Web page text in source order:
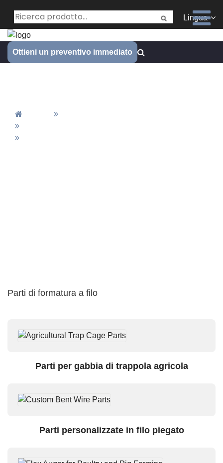
Lingua
Ottieni un preventivo immediato
Parti di formatura a filo
Parti per gabbia di trappola agricola
Parti personalizzate in filo piegato